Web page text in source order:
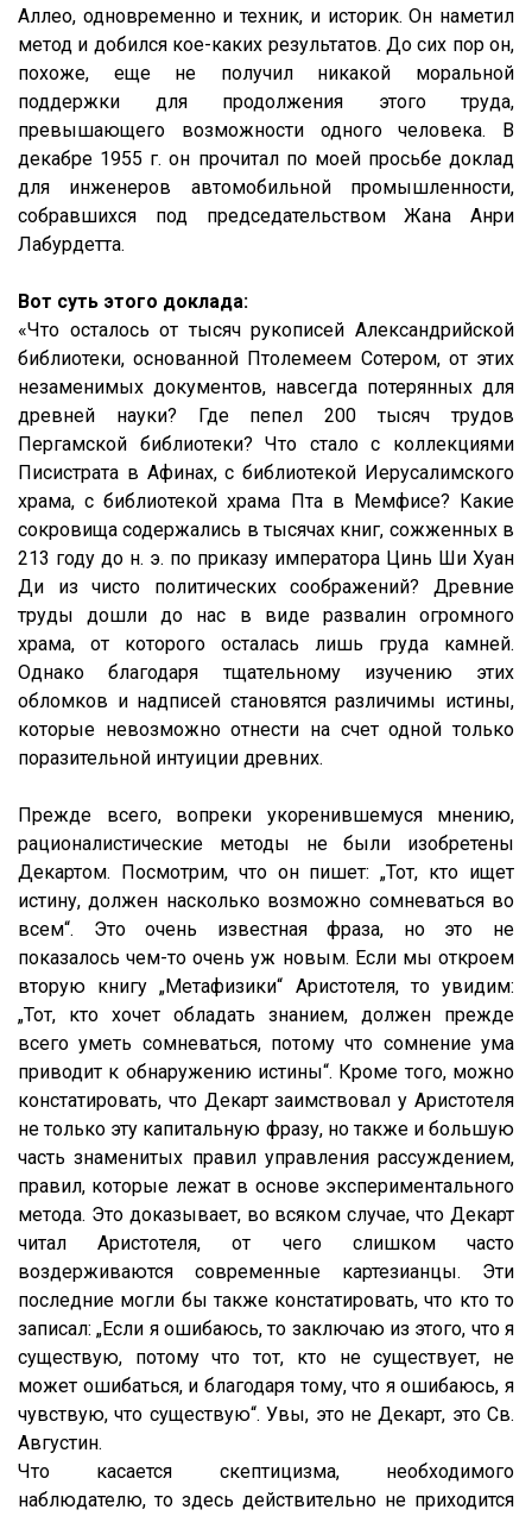
Аллео, одновременно и техник, и историк. Он наметил
метод и добился кое-каких результатов. До сих пор он,
похоже, еще не получил никакой моральной
поддержки для продолжения этого труда,
превышающего возможности одного человека. В
декабре 1955 г. он прочитал по моей просьбе доклад
для инженеров автомобильной промышленности,
собравшихся под председательством Жана Анри
Лабурдетта.
Вот суть этого доклада:
«Что осталось от тысяч рукописей Александрийской
библиотеки, основанной Птолемеем Сотером, от этих
незаменимых документов, навсегда потерянных для
древней науки? Где пепел 200 тысяч трудов
Пергамской библиотеки? Что стало с коллекциями
Писистрата в Афинах, с библиотекой Иерусалимского
храма, с библиотекой храма Пта в Мемфисе? Какие
сокровища содержались в тысячах книг, сожженных в
213 году до н. э. по приказу императора Цинь Ши Хуан
Ди из чисто политических соображений? Древние
труды дошли до нас в виде развалин огромного
храма, от которого осталась лишь груда камней.
Однако благодаря тщательному изучению этих
обломков и надписей становятся различимы истины,
которые невозможно отнести на счет одной только
поразительной интуиции древних.
Прежде всего, вопреки укоренившемуся мнению,
рационалистические методы не были изобретены
Декартом. Посмотрим, что он пишет: „Тот, кто ищет
истину, должен насколько возможно сомневаться во
всем“. Это очень известная фраза, но это не
показалось чем-то очень уж новым. Если мы откроем
вторую книгу „Метафизики“ Аристотеля, то увидим:
„Тот, кто хочет обладать знанием, должен прежде
всего уметь сомневаться, потому что сомнение ума
приводит к обнаружению истины“. Кроме того, можно
констатировать, что Декарт заимствовал у Аристотеля
не только эту капитальную фразу, но также и большую
часть знаменитых правил управления рассуждением,
правил, которые лежат в основе экспериментального
метода. Это доказывает, во всяком случае, что Декарт
читал Аристотеля, от чего слишком часто
воздерживаются современные картезианцы. Эти
последние могли бы также констатировать, что кто то
записал: „Если я ошибаюсь, то заключаю из этого, что я
существую, потому что тот, кто не существует, не
может ошибаться, и благодаря тому, что я ошибаюсь, я
чувствую, что существую“. Увы, это не Декарт, это Св.
Августин.
Что касается скептицизма, необходимого
наблюдателю, то здесь действительно не приходится